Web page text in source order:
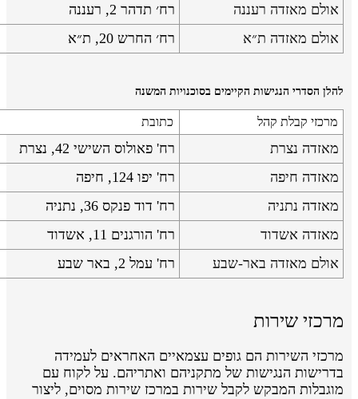
אולם מאזדה רעננה
רח׳ תדהר 2, רעננה
אולם מאזדה ת״א
רח׳ החרש 20, ת״א
להלן הסדרי הנגישות הקיימים בסוכנויות המשנה
מרכזי קבלת קהל כתובת
מאזדה נצרת
רח' פאולוס השישי 42, נצרת
מאזדה חיפה
רח' יפו 124, חיפה
מאזדה נתניה
רח' דוד פנקס 36, נתניה
מאזדה אשדוד
רח' הורגנים 11, אשדוד
אולם מאזדה באר-שבע
רח' עמל 2, באר שבע
מרכזי שירות
מרכזי השירות הם גופים עצמאיים האחראים לעמידה
בדרישות הנגישות של מתקניהם ואתריהם. על לקוח עם
מוגבלות המבקש לקבל שירות במרכז שירות מסוים, ליצור